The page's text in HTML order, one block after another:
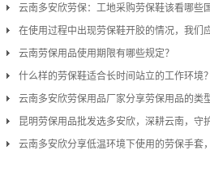
云南多安欣劳保：工地采购劳保鞋该看哪些
在使用过程中出现劳保鞋开胶的情况，我们
云南劳保用品使用期限有哪些规定？
云南多安欣劳保用品厂家分享劳保用品的类
昆明劳保用品批发选多安欣，深耕云南，守
云南多安欣分享低温环境下使用的劳保手套